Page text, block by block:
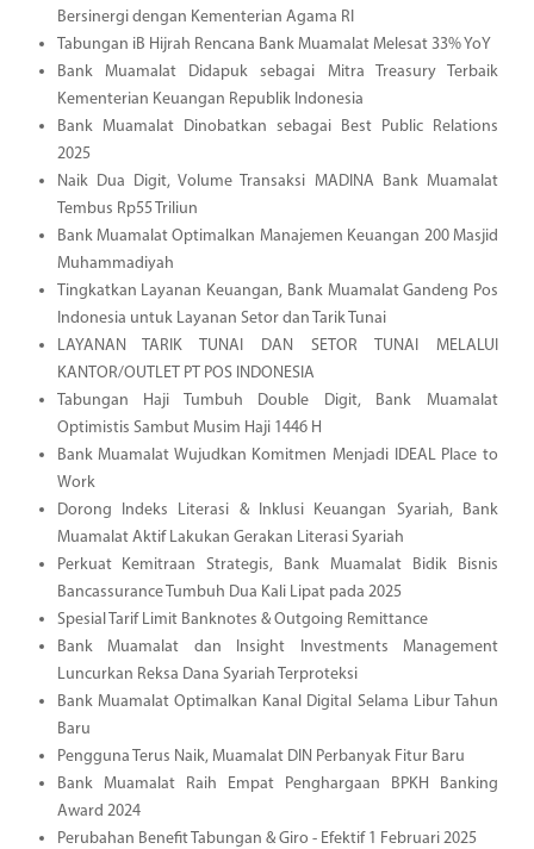
Bersinergi dengan Kementerian Agama RI
Tabungan iB Hijrah Rencana Bank Muamalat Melesat 33% YoY
Bank Muamalat Didapuk sebagai Mitra Treasury Terbaik
Kementerian Keuangan Republik Indonesia
Bank Muamalat Dinobatkan sebagai Best Public Relations
2025
Naik Dua Digit, Volume Transaksi MADINA Bank Muamalat
Tembus Rp55 Triliun
Bank Muamalat Optimalkan Manajemen Keuangan 200 Masjid
Muhammadiyah
Tingkatkan Layanan Keuangan, Bank Muamalat Gandeng Pos
Indonesia untuk Layanan Setor dan Tarik Tunai
LAYANAN TARIK TUNAI DAN SETOR TUNAI MELALUI
KANTOR/OUTLET PT POS INDONESIA
Tabungan Haji Tumbuh Double Digit, Bank Muamalat
Optimistis Sambut Musim Haji 1446 H
Bank Muamalat Wujudkan Komitmen Menjadi IDEAL Place to
Work
Dorong Indeks Literasi & Inklusi Keuangan Syariah, Bank
Muamalat Aktif Lakukan Gerakan Literasi Syariah
Perkuat Kemitraan Strategis, Bank Muamalat Bidik Bisnis
Bancassurance Tumbuh Dua Kali Lipat pada 2025
Spesial Tarif Limit Banknotes & Outgoing Remittance
Bank Muamalat dan Insight Investments Management
Luncurkan Reksa Dana Syariah Terproteksi
Bank Muamalat Optimalkan Kanal Digital Selama Libur Tahun
Baru
Pengguna Terus Naik, Muamalat DIN Perbanyak Fitur Baru
Bank Muamalat Raih Empat Penghargaan BPKH Banking
Award 2024
Perubahan Benefit Tabungan & Giro - Efektif 1 Februari 2025